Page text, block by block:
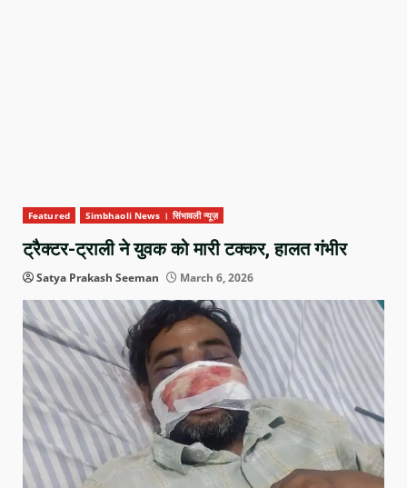
Featured Simbhaoli News । सिंभावली न्यूज़
ट्रैक्टर-ट्राली ने युवक को मारी टक्कर, हालत गंभीर
Satya Prakash Seeman March 6, 2026